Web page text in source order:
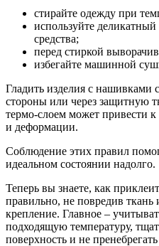
стирайте одежду при
используйте
средства;
перед стиркой
избегайте машинной
Гладить изделия с нашивками
стороны или через защитную
термо-слоем может привести
и деформации.
Соблюдение этих правил
идеальном состоянии надолго.
Теперь вы знаете, как
правильно, не повредив ткань
крепление. Главное –
подходящую температуру,
поверхность и не